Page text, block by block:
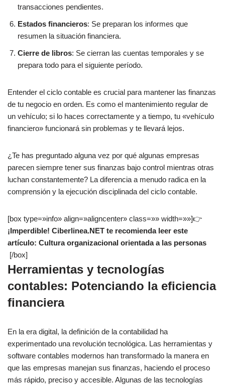
transacciones pendientes.
Estados financieros: Se preparan los informes que
resumen la situación financiera.
Cierre de libros: Se cierran las cuentas temporales y se
prepara todo para el siguiente período.
Entender el ciclo contable es crucial para mantener las finanzas
de tu negocio en orden. Es como el mantenimiento regular de
un vehículo; si lo haces correctamente y a tiempo, tu «vehículo
financiero» funcionará sin problemas y te llevará lejos.
¿Te has preguntado alguna vez por qué algunas empresas
parecen siempre tener sus finanzas bajo control mientras otras
luchan constantemente? La diferencia a menudo radica en la
comprensión y la ejecución disciplinada del ciclo contable.
[box type=»info» align=»aligncenter» class=»» width=»»]👉
¡Imperdible! Ciberlinea.NET te recomienda leer este
artículo: Cultura organizacional orientada a las personas
[/box]
Herramientas y tecnologías
contables: Potenciando la eficiencia
financiera
En la era digital, la definición de la contabilidad ha
experimentado una revolución tecnológica. Las herramientas y
software contables modernos han transformado la manera en
que las empresas manejan sus finanzas, haciendo el proceso
más rápido, preciso y accesible. Algunas de las tecnologías